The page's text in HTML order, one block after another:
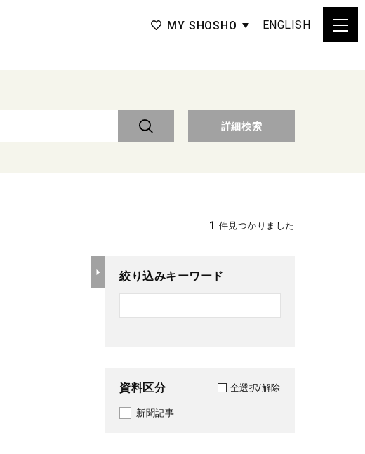
MY SHOSHO ENGLISH
詳細検索
1 件見つかりました
絞り込みキーワード
資料区分 全選択/解除
新聞記事